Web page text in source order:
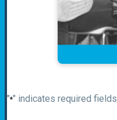
"*" indicates required fields